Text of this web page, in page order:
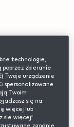
technologie,
poprzez zbieranie
Twoje urządzenie
spersonalizowane
Twoim
się na
więcej lub
się więcej".
zgodnie